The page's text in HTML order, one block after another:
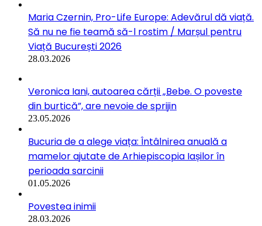
Maria Czernin, Pro-Life Europe: Adevărul dă viață.
Să nu ne fie teamă să-l rostim / Marșul pentru
Viață București 2026
28.03.2026
Veronica Iani, autoarea cărții „Bebe. O poveste
din burtică”, are nevoie de sprijin
23.05.2026
Bucuria de a alege viața: Întâlnirea anuală a
mamelor ajutate de Arhiepiscopia Iașilor în
perioada sarcinii
01.05.2026
Povestea inimii
28.03.2026